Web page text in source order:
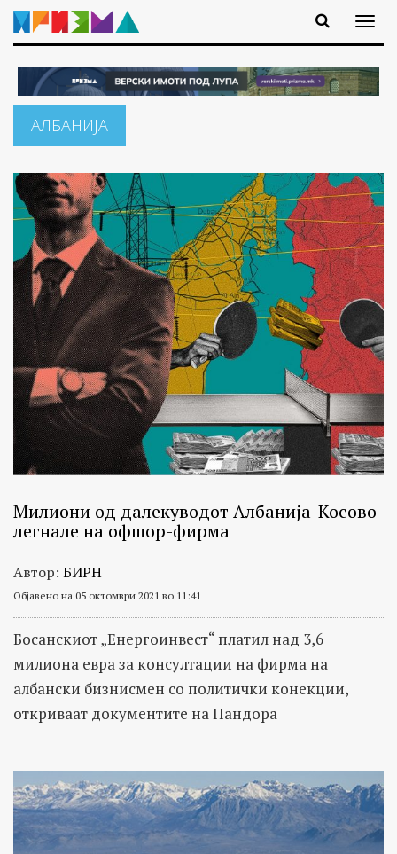
АЛБАНИЈА
Милиони од далекуводот Албанија-Косово
легнале на офшор-фирма
Автор: БИРН
Објавено на 05 октомври 2021 во 11:41
Босанскиот „Енергоинвест“ платил над 3,6
милиона евра за консултации на фирма на
албански бизнисмен со политички конекции,
откриваат документите на Пандора